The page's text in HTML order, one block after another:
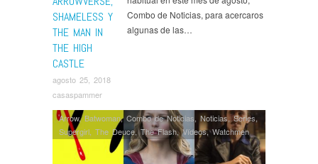
SHAMELESS Y
THE MAN IN
THE HIGH
CASTLE
agosto 25, 2018
casaspammer
Combo de Noticias, para acercaros
algunas de las…
Arrow,Batwoman,Combo de Noticias,Noticias,Series,
Supergirl, The Deuce,The Flash,Ví­deos,Watchmen